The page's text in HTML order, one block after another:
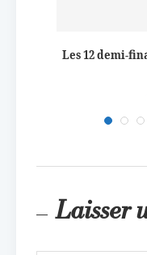
Les 12 demi-
Laisser